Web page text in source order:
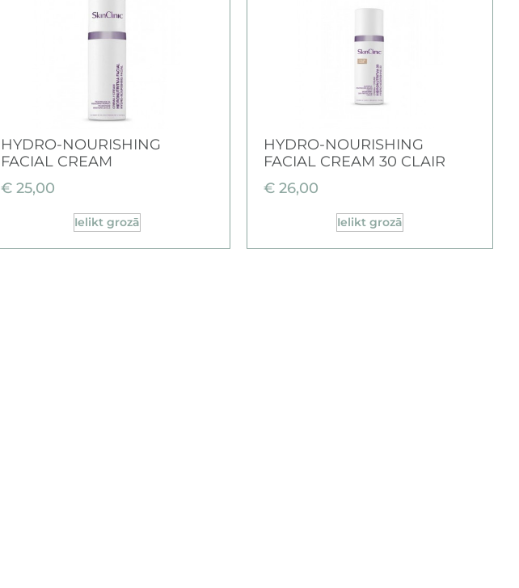
HYDRO-NOURISHING
FACIAL CREAM
€ 25,00
Ielikt grozā
HYDRO-NOURISHING
FACIAL CREAM 30 CLAIR
€ 26,00
Ielikt grozā